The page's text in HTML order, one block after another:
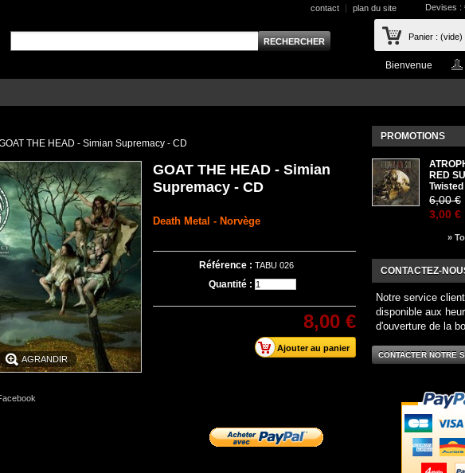
Devises :
contact plan du site
Panier : (vide)
Bienvenue
THE HEAD - Simian Supremacy - CD
AGRANDIR
GOAT THE HEAD - Simian
Supremacy - CD
Death Metal - Norvège
Référence : TABU 026
Quantité :
8,00 €
PROMOTIONS
RED
6,00 €
3,00 €
»
CONTACTEZ-
Notre service
disponible aux
d'ouverture de la
CONTACTER NOTRE